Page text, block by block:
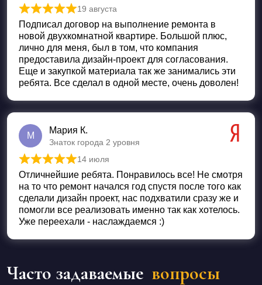
Оценка5 из 5
19 августа
Подписал договор на выполнение ремонта в
новой двухкомнатной квартире. Большой плюс,
лично для меня, был в том, что компания
предоставила дизайн-проект для согласования.
Еще и закупкой материала так же занимались эти
ребята. Все сделал в одной месте, очень доволен!
М
Мария К.
Знаток города 2 уровня
Оценка 5 из 5
14 июля
Отличнейшие ребята. Понравилось все! Не смотря
на то что ремонт начался год спустя после того как
сделали дизайн проект, нас подхватили сразу же и
помогли все реализовать именно так как хотелось.
Уже переехали - наслаждаемся :)
Часто задаваемые вопросы